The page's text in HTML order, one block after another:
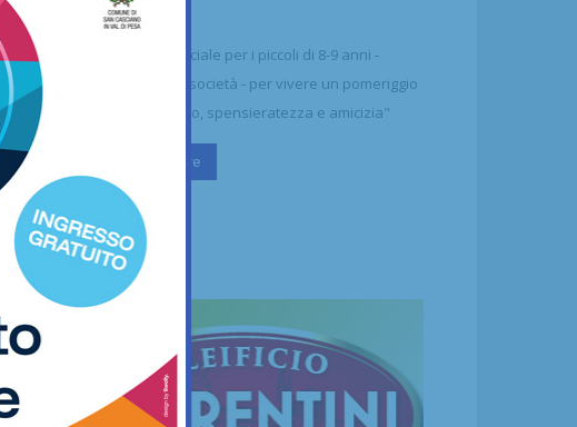
Calcio 21/07/2026
"Un'occasione speciale per i piccoli di 8-9 anni -
sottolineano dalla società - per vivere un pomeriggio
di puro divertimento, spensieratezza e amicizia"
Continua a leggere